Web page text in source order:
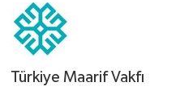
Türkiye Maarif Vakfı